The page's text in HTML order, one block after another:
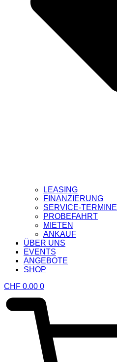
LEASING
FINANZIERUNG
SERVICE-TERMINE
PROBEFAHRT
MIETEN
ANKAUF
ÜBER UNS
EVENTS
ANGEBOTE
SHOP
CHF 0.00 0